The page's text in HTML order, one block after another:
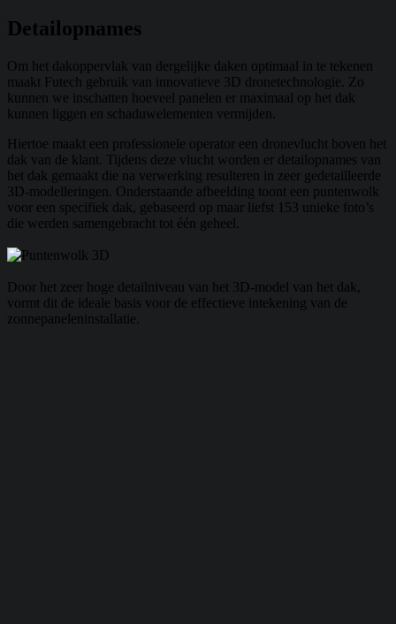
Detailopnames
Om het dakoppervlak van dergelijke daken optimaal in te tekenen
maakt Futech gebruik van innovatieve 3D dronetechnologie. Zo
kunnen we inschatten hoeveel panelen er maximaal op het dak
kunnen liggen en schaduwelementen vermijden.
Hiertoe maakt een professionele operator een dronevlucht boven het
dak van de klant. Tijdens deze vlucht worden er detailopnames van
het dak gemaakt die na verwerking resulteren in zeer gedetailleerde
3D-modelleringen. Onderstaande afbeelding toont een puntenwolk
voor een specifiek dak, gebaseerd op maar liefst 153 unieke foto’s
die werden samengebracht tot één geheel.
Door het zeer hoge detailniveau van het 3D-model van het dak,
vormt dit de ideale basis voor de effectieve intekening van de
zonnepaneleninstallatie.